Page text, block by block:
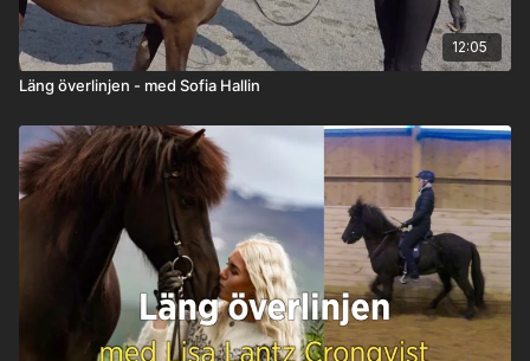
12:05
Läng överlinjen - med Sofia Hallin